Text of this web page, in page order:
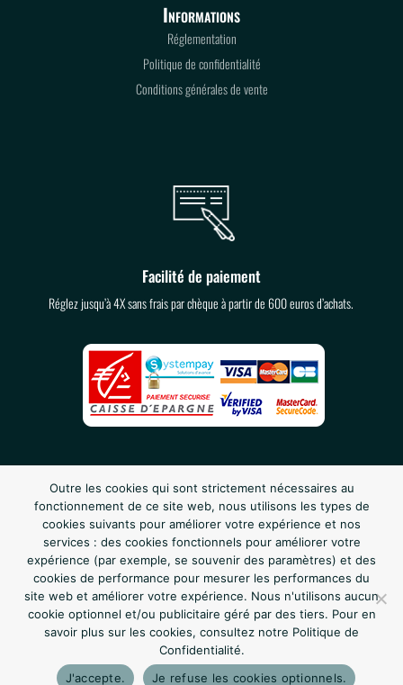
Informations
Réglementation
Politique de confidentialité
Conditions générales de vente
Facilité de paiement
Réglez jusqu’à 4X sans frais par chèque à partir de 600 euros d’achats.
Suivez nous sur les réseaux :
Outre les cookies qui sont strictement nécessaires au
fonctionnement de ce site web, nous utilisons les types de
cookies suivants pour améliorer votre expérience et nos
services : des cookies fonctionnels pour améliorer votre
expérience (par exemple, se souvenir des paramètres) et des
cookies de performance pour mesurer les performances du
site web et améliorer votre expérience. Nous n'utilisons aucun
cookie optionnel et/ou publicitaire géré par des tiers. Pour en
savoir plus sur les cookies, consultez notre Politique de
Confidentialité.
J'accepte.
Je refuse les cookies optionnels.